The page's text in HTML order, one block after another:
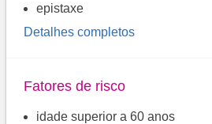
epistaxe
Detalhes completos
Fatores de risco
idade superior a 60 anos